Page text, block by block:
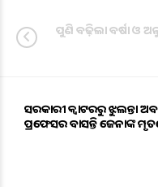
ପୁଣି ବଢ଼ିଲା ବର୍ଷା ଓ
ସରକାରୀ କ୍ବାଟରରୁ ଝୁଲନ୍ତା
ପ୍ରଫେସର ବାସନ୍ତି ଜେନାଙ୍କ